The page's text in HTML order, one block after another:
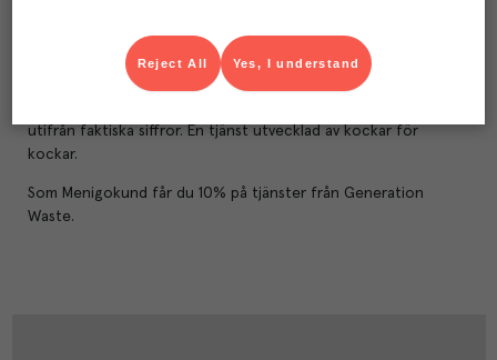
Generation Waste erbjuder verktyg för att minska ert matsvinn
och öka lönsamheten. Genom analys, utbildning och ett
digitalt mätverktyg – appen Less Waste – förenklas det dagliga
utifrån faktiska siffror. En tjänst utvecklad av kockar för
kockar.
Som Menigokund får du 10% på tjänster från Generation
Waste.
Yes, I understand
Reject All